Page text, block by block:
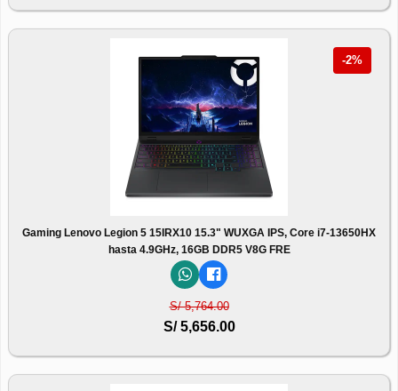
-2%
Gaming Lenovo Legion 5 15IRX10 15.3" WUXGA IPS, Core i7-13650HX
hasta 4.9GHz, 16GB DDR5 V8G FRE
S/ 5,764.00
S/ 5,656.00